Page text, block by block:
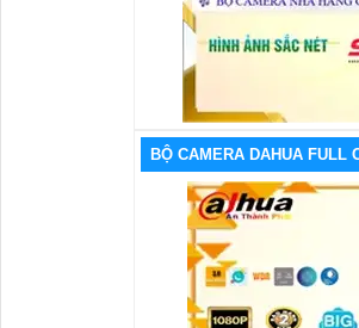
BỘ CAMERA DAHUA FULL